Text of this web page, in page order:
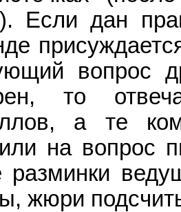
Если дан
вопрос
то
а те
на вопрос
разминки
жюри